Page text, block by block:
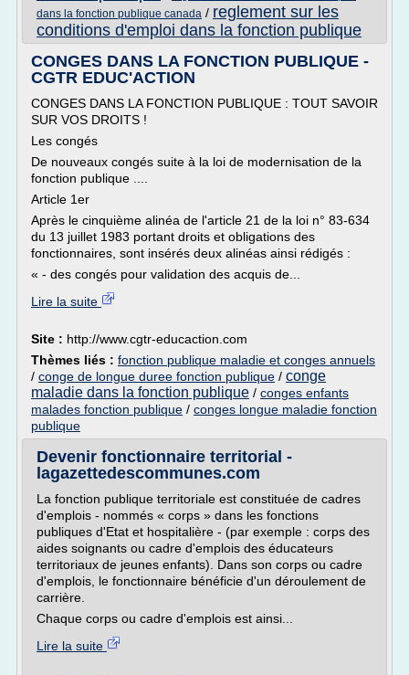
dans la fonction publique canada / reglement sur les
conditions d'emploi dans la fonction publique
CONGES DANS LA FONCTION PUBLIQUE -
CGTR EDUC'ACTION
CONGES DANS LA FONCTION PUBLIQUE : TOUT SAVOIR
SUR VOS DROITS !
Les congés
De nouveaux congés suite à la loi de modernisation de la
fonction publique ....
Article 1er
Après le cinquième alinéa de l'article 21 de la loi n° 83-634
du 13 juillet 1983 portant droits et obligations des
fonctionnaires, sont insérés deux alinéas ainsi rédigés :
« - des congés pour validation des acquis de...
Lire la suite
Site : http://www.cgtr-educaction.com
Thèmes liés : fonction publique maladie et conges annuels
/ conge de longue duree fonction publique / conge
maladie dans la fonction publique / conges enfants
malades fonction publique / conges longue maladie fonction
publique
Devenir fonctionnaire territorial -
lagazettedescommunes.com
La fonction publique territoriale est constituée de cadres
d'emplois - nommés « corps » dans les fonctions
publiques d'Etat et hospitalière - (par exemple : corps des
aides soignants ou cadre d'emplois des éducateurs
territoriaux de jeunes enfants). Dans son corps ou cadre
d'emplois, le fonctionnaire bénéficie d'un déroulement de
carrière.
Chaque corps ou cadre d'emplois est ainsi...
Lire la suite